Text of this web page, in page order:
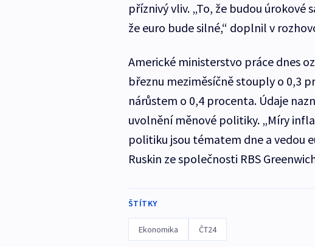
příznivý vliv. „To, že budou úrokové
že euro bude silné,“ doplnil v
Americké ministerstvo práce dnes
březnu meziměsíčně stouply o 0,3
nárůstem o 0,4 procenta. Údaje
uvolnění měnové politiky. „Míry
politiku jsou tématem dne a vedou
Ruskin ze společnosti RBS
ŠTÍTKY
Ekonomika ČT24